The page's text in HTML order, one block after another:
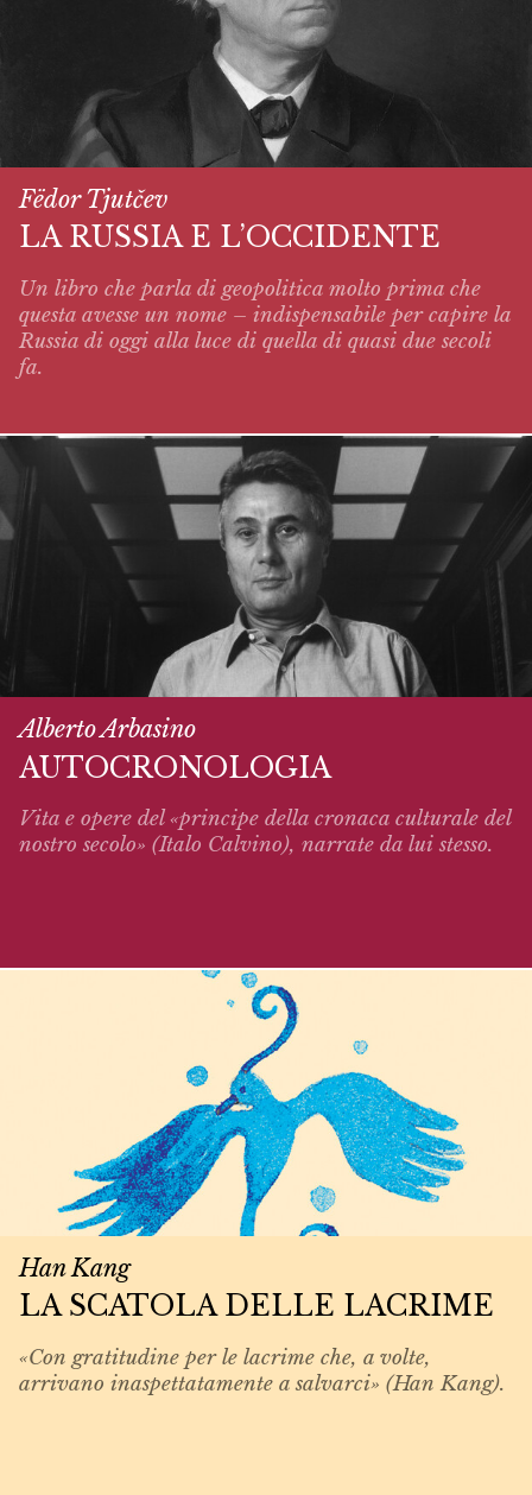
Fëdor Tjutčev
LA RUSSIA E L’OCCIDENTE
Un libro che parla di geopolitica molto prima che
questa avesse un nome – indispensabile per capire la
Russia di oggi alla luce di quella di quasi due secoli
fa.
Alberto Arbasino
AUTOCRONOLOGIA
Vita e opere del «principe della cronaca culturale del
nostro secolo» (Italo Calvino), narrate da lui stesso.
Han Kang
LA SCATOLA DELLE LACRIME
«Con gratitudine per le lacrime che, a volte,
arrivano inaspettatamente a salvarci» (Han Kang).